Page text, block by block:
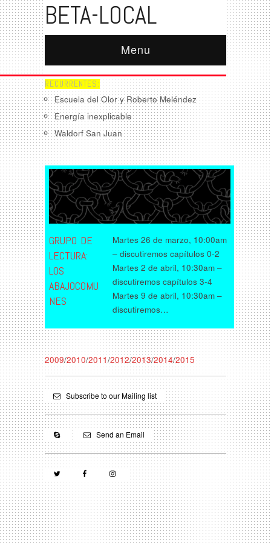
BETA-LOCAL
Menu
RECURRENTES:
Escuela del Olor y Roberto Meléndez
Energía inexplicable
Waldorf San Juan
GRUPO DE
LECTURA:
LOS
ABAJOCOMU
NES
Martes 26 de marzo, 10:00am
– discutiremos capítulos 0-2
Martes 2 de abril, 10:30am –
discutiremos capítulos 3-4
Martes 9 de abril, 10:30am –
discutiremos…
2009/2010/2011/2012/2013/2014/2015
Subscribe to our Mailing list
Send an Email